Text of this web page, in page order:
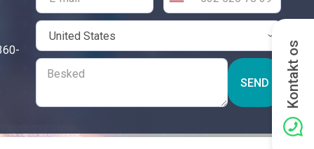
SEND Kontakt os